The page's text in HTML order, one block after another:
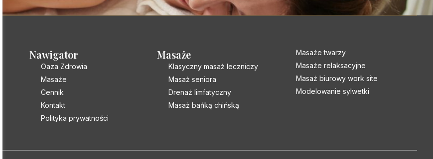
Nawigator
Oaza Zdrowia
Masaże
Cennik
Kontakt
Polityka prywatności
Masaże
Klasyczny masaż leczniczy
Masaż seniora
Drenaż limfatyczny
Masaż bańką chińską
Masaże twarzy
Masaże relaksacyjne
Masaż biurowy work site
Modelowanie sylwetki